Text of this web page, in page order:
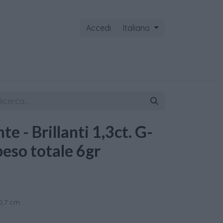
Accedi Italiano
- Brillanti 1,3ct. G-
totale 6gr
cm